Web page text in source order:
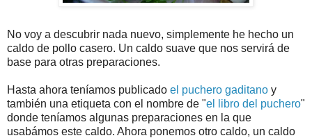
No voy a descubrir nada nuevo, simplemente he hecho un
caldo de pollo casero. Un caldo suave que nos servirá de
base para otras preparaciones.
Hasta ahora teníamos publicado el puchero gaditano y
también una etiqueta con el nombre de "el libro del puchero"
donde teníamos algunas preparaciones en la que
usabámos este caldo. Ahora ponemos otro caldo, un caldo